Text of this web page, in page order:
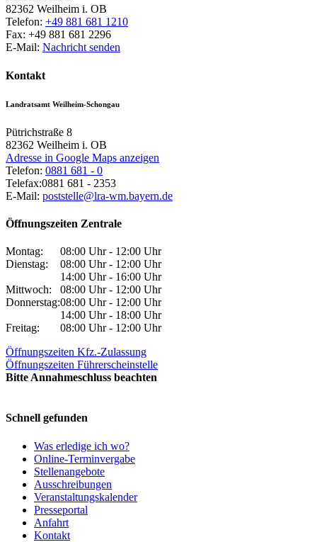
82362 Weilheim i. OB
Telefon: +49 881 681 1210
Fax: +49 881 681 2296
E-Mail: Nachricht senden
Kontakt
Landratsamt Weilheim-Schongau
Pütrichstraße 8
82362 Weilheim i. OB
Adresse in Google Maps anzeigen
Telefon: 0881 681 - 0
Telefax:0881 681 - 2353
E-Mail: poststelle@lra-wm.bayern.de
Öffnungszeiten Zentrale
Montag:
08:00 Uhr - 12:00 Uhr
Dienstag:
08:00 Uhr - 12:00 Uhr
14:00 Uhr - 16:00 Uhr
Mittwoch:
08:00 Uhr - 12:00 Uhr
Donnerstag:08:00 Uhr - 12:00 Uhr
14:00 Uhr - 18:00 Uhr
Freitag:
08:00 Uhr - 12:00 Uhr
Öffnungszeiten Kfz.-Zulassung
Öffnungszeiten Führerscheinstelle
Bitte Annahmeschluss beachten
Schnell gefunden
Was erledige ich wo?
Online-Terminvergabe
Stellenangebote
Ausschreibungen
Veranstaltungskalender
Presseportal
Anfahrt
Kontakt